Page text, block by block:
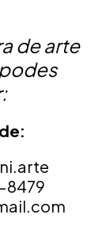
de arte
8479